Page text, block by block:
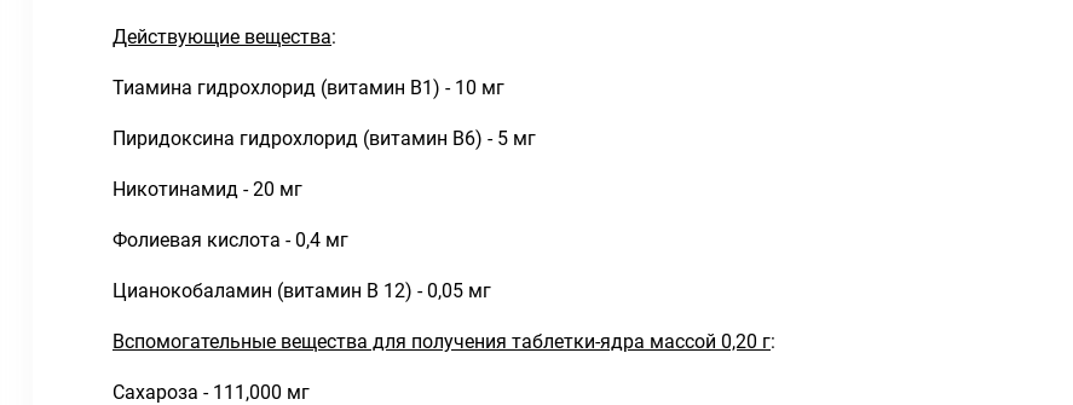
Действующие вещества:
Тиамина гидрохлорид (витамин В1) - 10 мг
Пиридоксина гидрохлорид (витамин В6) - 5 мг
Никотинамид - 20 мг
Фолиевая кислота - 0,4 мг
Цианокобаламин (витамин В 12) - 0,05 мг
Вспомогательные вещества для получения таблетки-ядра массой 0,20 г:
Сахароза - 111,000 мг